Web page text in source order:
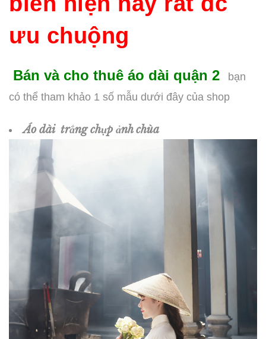
ưu chuộng
Bán và cho thuê áo dài quận 2
bạn
có thể tham khảo 1 số mẫu dưới đây của shop
Áo dài trắng chụp ảnh chùa